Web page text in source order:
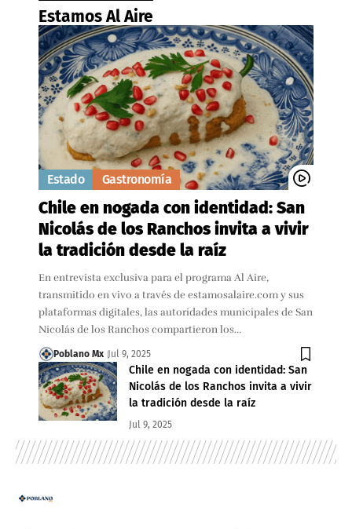
Estamos Al Aire
Estado Gastronomía
Chile en nogada con identidad: San
Nicolás de los Ranchos invita a vivir
la tradición desde la raíz
En entrevista exclusiva para el programa Al Aire,
transmitido en vivo a través de estamosalaire.com y sus
plataformas digitales, las autoridades municipales de San
Nicolás de los Ranchos compartieron los…
Poblano Mx Jul 9, 2025
Chile en nogada con identidad: San
Nicolás de los Ranchos invita a vivir
la tradición desde la raíz
Jul 9, 2025